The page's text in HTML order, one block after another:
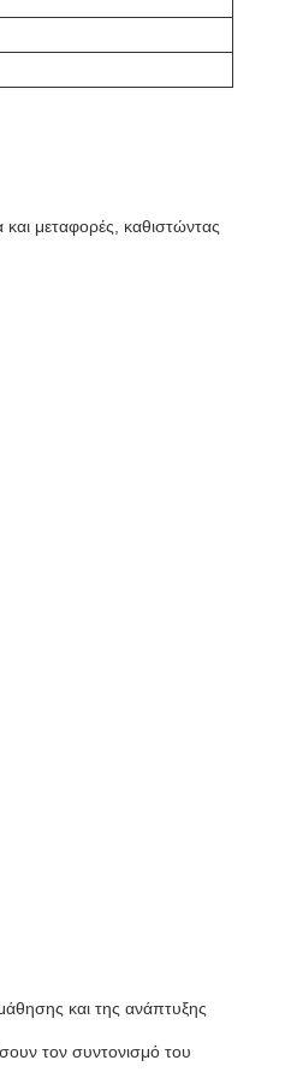
μεταφορές, καθιστώντας
και της ανάπτυξης
τον συντονισμό του